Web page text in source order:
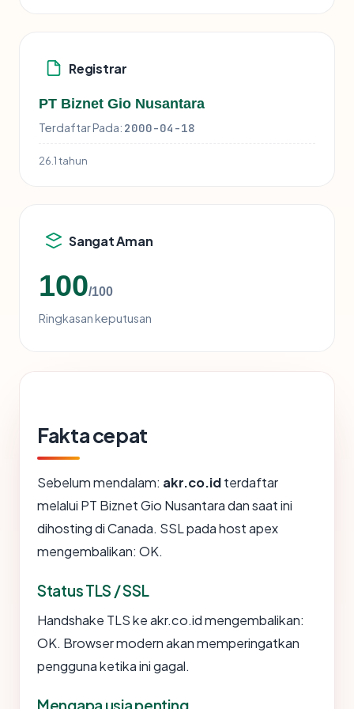
Registrar
PT Biznet Gio Nusantara
Terdaftar Pada: 2000-04-18
26.1 tahun
Sangat Aman
100/100
Ringkasan keputusan
Fakta cepat
Sebelum mendalam: akr.co.idterdaftar
melalui PT Biznet Gio Nusantara dan saat ini
dihosting di Canada. SSL pada host apex
mengembalikan: OK.
Status TLS / SSL
Handshake TLS ke akr.co.id mengembalikan:
OK. Browser modern akan memperingatkan
pengguna ketika ini gagal.